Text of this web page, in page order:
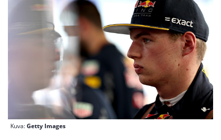
Kuva:Getty Images